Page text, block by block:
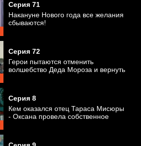
Серия 71
Накануне Нового года все желания
сбываются!
Серия 72
Герои пытаются отменить
волшебство Деда Мороза и вернуть
Серия 8
Кем оказался отец Тараса Мисюры
- Оксана провела собственное